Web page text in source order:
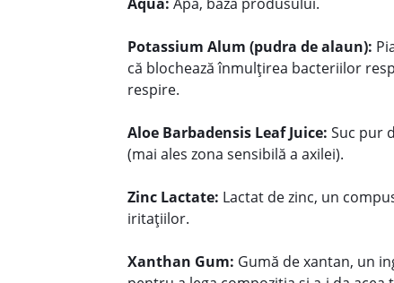
Potassium Alum (pudra de alaun):
că blochează înmulțirea bacteriilor
respire.
Aloe Barbadensis Leaf Juice: Suc pur
(mai ales zona sensibilă a axilei).
Zinc Lactate: Lactat de zinc, un
iritațiilor.
Xanthan Gum: Gumă de xantan, un